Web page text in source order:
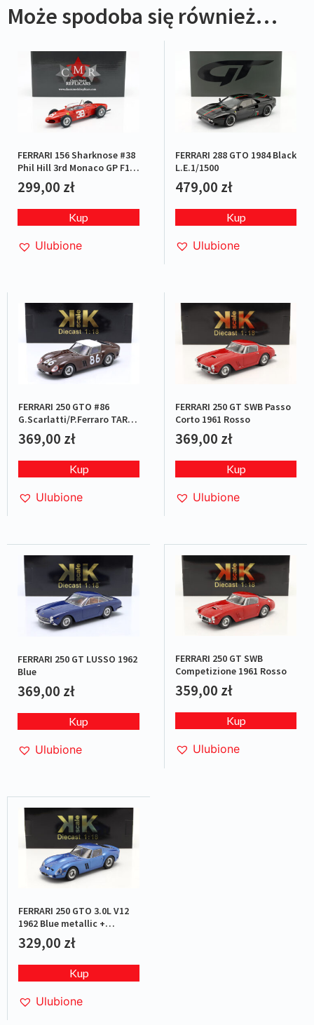
Może spodoba się również…
FERRARI 156 Sharknose #38
Phil Hill 3rd Monaco GP F1
World Champion 1961
299,00 zł
Kup
Ulubione
FERRARI 288 GTO 1984 Black
L.E.1/1500
479,00 zł
Kup
Ulubione
FERRARI 250 GTO #86
G.Scarlatti/P.Ferraro TARGA
FLORIO 1962
369,00 zł
Kup
Ulubione
FERRARI 250 GT SWB Passo
Corto 1961 Rosso
369,00 zł
Kup
Ulubione
FERRARI 250 GT LUSSO 1962
Blue
369,00 zł
Kup
Ulubione
FERRARI 250 GT SWB
Competizione 1961 Rosso
359,00 zł
Kup
Ulubione
FERRARI 250 GTO 3.0L V12
1962 Blue metallic +
kalkomanie
329,00 zł
Kup
Ulubione